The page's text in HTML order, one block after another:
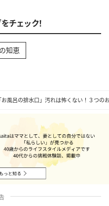
風呂の排水口」汚れは怖くない！３つの
チェック！
知恵